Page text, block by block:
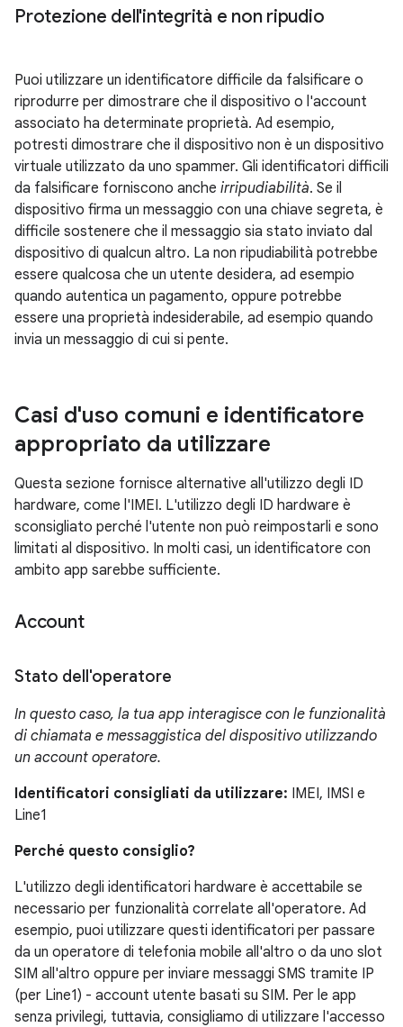
Protezione dell'integrità e non ripudio
Puoi utilizzare un identificatore difficile da falsificare o
riprodurre per dimostrare che il dispositivo o l'account
associato ha determinate proprietà. Ad esempio,
potresti dimostrare che il dispositivo non è un dispositivo
virtuale utilizzato da uno spammer. Gli identificatori difficili
da falsificare forniscono anche irripudiabilità. Se il
dispositivo firma un messaggio con una chiave segreta, è
difficile sostenere che il messaggio sia stato inviato dal
dispositivo di qualcun altro. La non ripudiabilità potrebbe
essere qualcosa che un utente desidera, ad esempio
quando autentica un pagamento, oppure potrebbe
essere una proprietà indesiderabile, ad esempio quando
invia un messaggio di cui si pente.
Casi d'uso comuni e identificatore
appropriato da utilizzare
Questa sezione fornisce alternative all'utilizzo degli ID
hardware, come l'IMEI. L'utilizzo degli ID hardware è
sconsigliato perché l'utente non può reimpostarli e sono
limitati al dispositivo. In molti casi, un identificatore con
ambito app sarebbe sufficiente.
Account
Stato dell'operatore
In questo caso, la tua app interagisce con le funzionalità
di chiamata e messaggistica del dispositivo utilizzando
un account operatore.
Identificatori consigliati da utilizzare: IMEI, IMSI e
Line1
Perché questo consiglio?
L'utilizzo degli identificatori hardware è accettabile se
necessario per funzionalità correlate all'operatore. Ad
esempio, puoi utilizzare questi identificatori per passare
da un operatore di telefonia mobile all'altro o da uno slot
SIM all'altro oppure per inviare messaggi SMS tramite IP
(per Line1) - account utente basati su SIM. Per le app
senza privilegi, tuttavia, consigliamo di utilizzare l'accesso